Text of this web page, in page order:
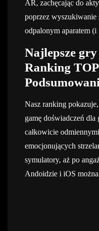
AR, zachęcając do
poprzez
odpalonym aparatem (i
Najlepsze
Ranking
Nasz ranking
gamę doświadczeń dla
całkowicie
emocjonujących
symulatory, aż po
Andoidzie i iOS